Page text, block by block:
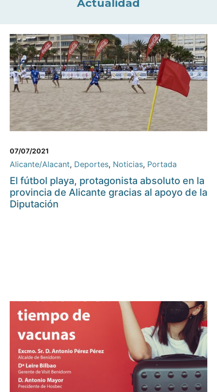
Actualidad
07/07/2021
Alicante/Alacant, Deportes, Noticias, Portada
El fútbol playa, protagonista absoluto en la
provincia de Alicante gracias al apoyo de la
Diputación